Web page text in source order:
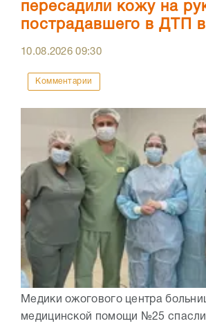
пересадили кожу на
пострадавшего в ДТП
10.08.202609:30
Комментарии
Медики ожогового центра
медицинской помощи №25